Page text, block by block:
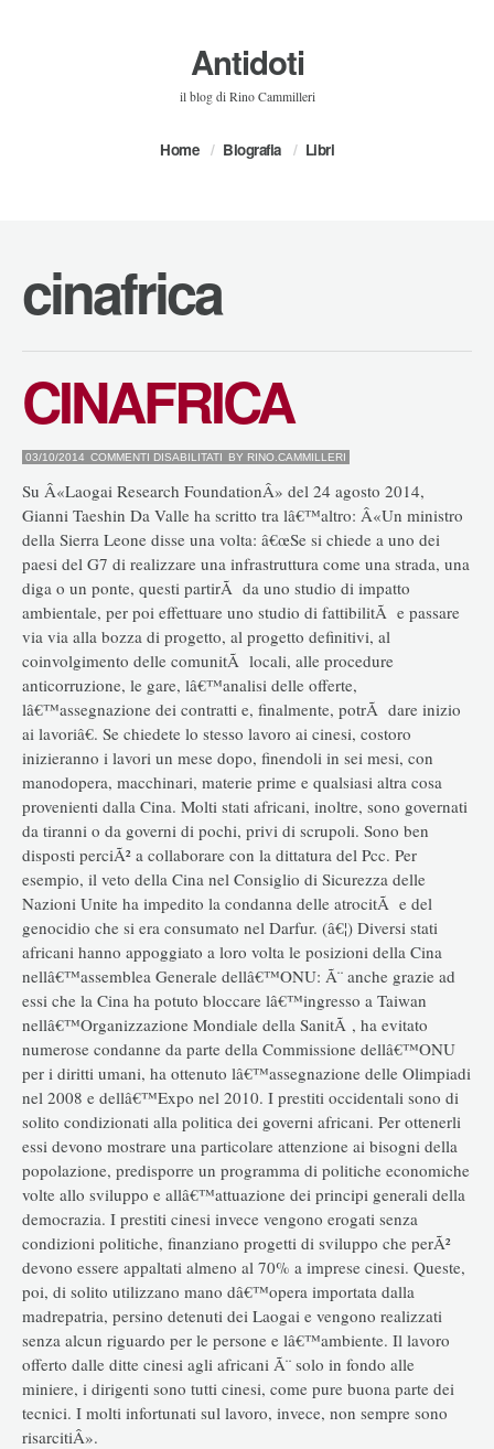
Antidoti
il blog di Rino Cammilleri
Home Biografia Libri
cinafrica
CINAFRICA
03/10/2014 COMMENTI DISABILITATI SU
BY RINO.CAMMILLERI
Su Â«Laogai Research FoundationÂ» del 24 agosto 2014,
Gianni Taeshin Da Valle ha scritto tra lâ€™altro: Â«Un ministro
della Sierra Leone disse una volta: â€œSe si chiede a uno dei
paesi del G7 di realizzare una infrastruttura come una strada, una
diga o un ponte, questi partirÃ da uno studio di impatto
ambientale, per poi effettuare uno studio di fattibilitÃ e passare
via via alla bozza di progetto, al progetto definitivi, al
coinvolgimento delle comunitÃ locali, alle procedure
anticorruzione, le gare, lâ€™analisi delle offerte,
lâ€™assegnazione dei contratti e, finalmente, potrÃ dare inizio
ai lavoriâ€. Se chiedete lo stesso lavoro ai cinesi, costoro
inizieranno i lavori un mese dopo, finendoli in sei mesi, con
manodopera, macchinari, materie prime e qualsiasi altra cosa
provenienti dalla Cina. Molti stati africani, inoltre, sono governati
da tiranni o da governi di pochi, privi di scrupoli. Sono ben
disposti perciÃ² a collaborare con la dittatura del Pcc. Per
esempio, il veto della Cina nel Consiglio di Sicurezza delle
Nazioni Unite ha impedito la condanna delle atrocitÃ e del
genocidio che si era consumato nel Darfur. (â€¦) Diversi stati
africani hanno appoggiato a loro volta le posizioni della Cina
nellâ€™assemblea Generale dellâ€™ONU: Ã¨ anche grazie ad
essi che la Cina ha potuto bloccare lâ€™ingresso a Taiwan
nellâ€™Organizzazione Mondiale della SanitÃ , ha evitato
numerose condanne da parte della Commissione dellâ€™ONU
per i diritti umani, ha ottenuto lâ€™assegnazione delle Olimpiadi
nel 2008 e dellâ€™Expo nel 2010. I prestiti occidentali sono di
solito condizionati alla politica dei governi africani. Per ottenerli
essi devono mostrare una particolare attenzione ai bisogni della
popolazione, predisporre un programma di politiche economiche
volte allo sviluppo e allâ€™attuazione dei principi generali della
democrazia. I prestiti cinesi invece vengono erogati senza
condizioni politiche, finanziano progetti di sviluppo che perÃ²
devono essere appaltati almeno al 70% a imprese cinesi. Queste,
poi, di solito utilizzano mano dâ€™opera importata dalla
madrepatria, persino detenuti dei Laogai e vengono realizzati
senza alcun riguardo per le persone e lâ€™ambiente. Il lavoro
offerto dalle ditte cinesi agli africani Ã¨ solo in fondo alle
miniere, i dirigenti sono tutti cinesi, come pure buona parte dei
tecnici. I molti infortunati sul lavoro, invece, non sempre sono
risarcitiÂ».